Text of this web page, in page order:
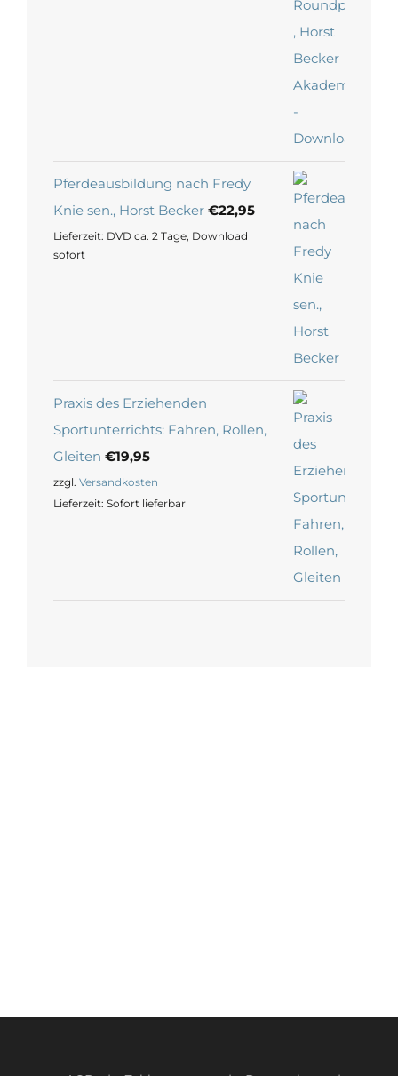
Pferdeausbildung nach Fredy
Knie sen., Horst Becker €22,95
Lieferzeit: DVD ca. 2 Tage, Download
sofort
Praxis des Erziehenden
Sportunterrichts: Fahren, Rollen,
Gleiten €19,95
zzgl. Versandkosten
Lieferzeit: Sofort lieferbar